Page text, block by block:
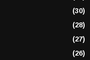
(30)
(28)
(27)
(26)